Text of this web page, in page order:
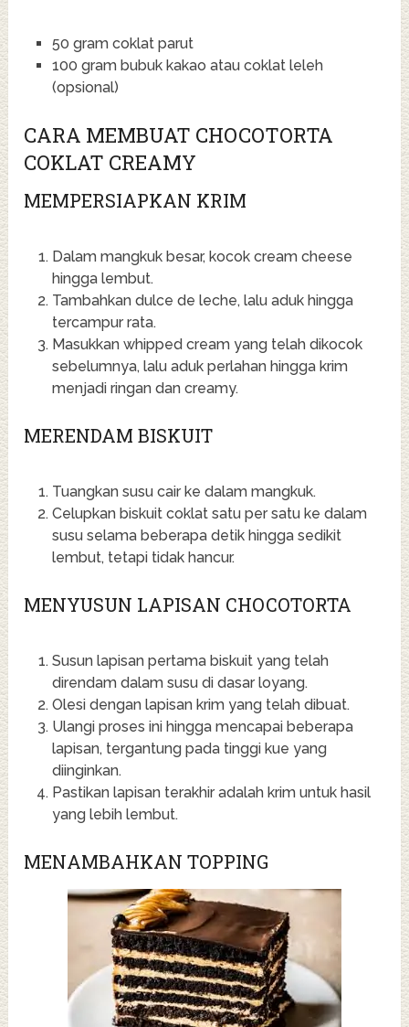
50 gram coklat parut
100 gram bubuk kakao atau coklat leleh
(opsional)
CARA MEMBUAT CHOCOTORTA
COKLAT CREAMY
MEMPERSIAPKAN KRIM
Dalam mangkuk besar, kocok cream cheese
hingga lembut.
Tambahkan dulce de leche, lalu aduk hingga
tercampur rata.
Masukkan whipped cream yang telah dikocok
sebelumnya, lalu aduk perlahan hingga krim
menjadi ringan dan creamy.
MERENDAM BISKUIT
Tuangkan susu cair ke dalam mangkuk.
Celupkan biskuit coklat satu per satu ke dalam
susu selama beberapa detik hingga sedikit
lembut, tetapi tidak hancur.
MENYUSUN LAPISAN CHOCOTORTA
Susun lapisan pertama biskuit yang telah
direndam dalam susu di dasar loyang.
Olesi dengan lapisan krim yang telah dibuat.
Ulangi proses ini hingga mencapai beberapa
lapisan, tergantung pada tinggi kue yang
diinginkan.
Pastikan lapisan terakhir adalah krim untuk hasil
yang lebih lembut.
MENAMBAHKAN TOPPING